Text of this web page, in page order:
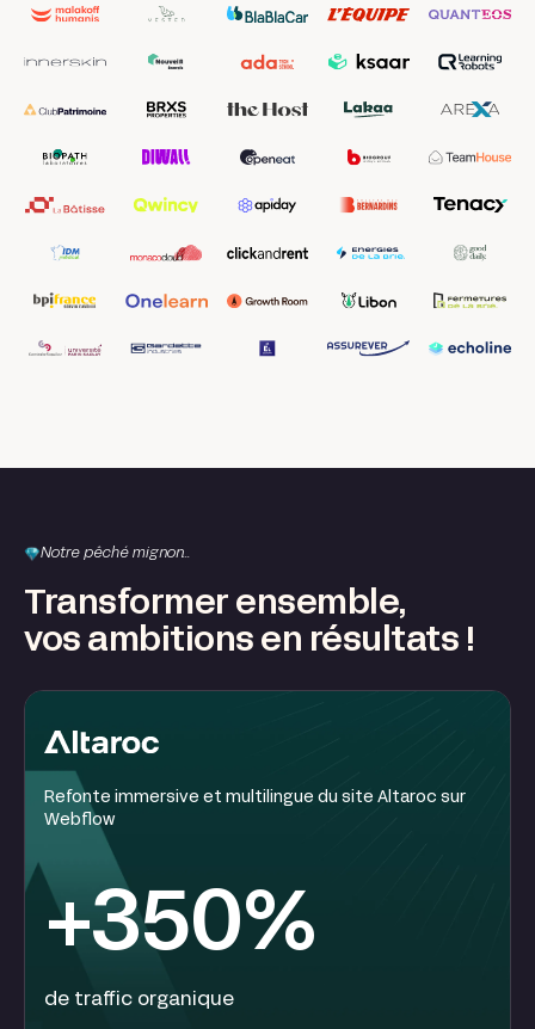
Notre pêché mignon...
Transformer ensemble,
vos ambitions en résultats !
Refonte immersive et multilingue du site Altaroc sur
Webflow
+350%
de traffic organique